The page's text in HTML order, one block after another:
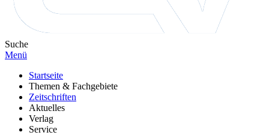
Suche
Menü
Startseite
Themen & Fachgebiete
Zeitschriften
Aktuelles
Verlag
Service